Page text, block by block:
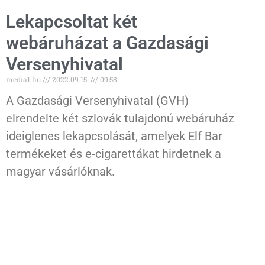
Lekapcsoltat két
webáruházat a Gazdasági
Versenyhivatal
media1.hu 2022.09.15. 09:58
A Gazdasági Versenyhivatal (GVH)
elrendelte két szlovák tulajdonú webáruház
ideiglenes lekapcsolását, amelyek Elf Bar
termékeket és e-cigarettákat hirdetnek a
magyar vásárlóknak.